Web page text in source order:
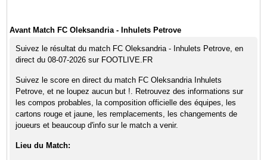
Avant Match FC Oleksandria - Inhulets Petrove
Suivez le résultat du match FC Oleksandria - Inhulets Petrove, en
direct du 08-07-2026 sur FOOTLIVE.FR
Suivez le score en direct du match FC Oleksandria Inhulets
Petrove, et ne loupez aucun but !. Retrouvez des informations sur
les compos probables, la composition officielle des équipes, les
cartons rouge et jaune, les remplacements, les changements de
joueurs et beaucoup d'info sur le match a venir.
Lieu du Match: